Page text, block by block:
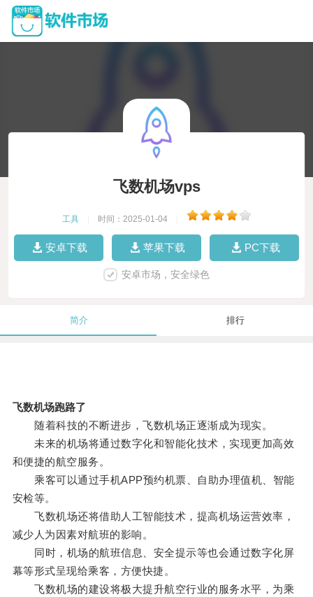
飞数机场vps
工具 时间：2025-01-04
安卓下载 苹果下载 PC下载
安卓市场，安全绿色
简介 排行
飞数机场跑路了
随着科技的不断进步，飞数机场正逐渐成为现实。
未来的机场将通过数字化和智能化技术，实现更加高效
和便捷的航空服务。
乘客可以通过手机APP预约机票、自助办理值机、智能
安检等。
飞数机场还将借助人工智能技术，提高机场运营效率，
减少人为因素对航班的影响。
同时，机场的航班信息、安全提示等也会通过数字化屏
幕等形式呈现给乘客，方便快捷。
飞数机场的建设将极大提升航空行业的服务水平，为乘